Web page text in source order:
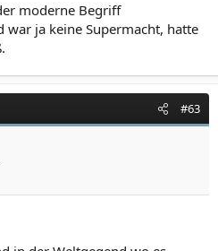
moderne Begriff
war ja keine Supermacht, hatte
#63